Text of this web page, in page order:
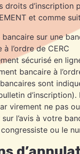
droits d’inscription
et comme
sur une
à l’ordre de CERC
sécurisé en
bancaire à
sont
d’inscription).
virement ne pas
l’avis à votre
ou le